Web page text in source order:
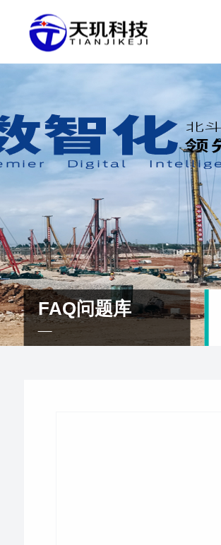
FAQ问题库